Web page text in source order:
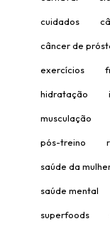
cuidados
câncer de
exercícios
hidratação
musculação
pós-treino
saúde da
saúde mental
superfoods